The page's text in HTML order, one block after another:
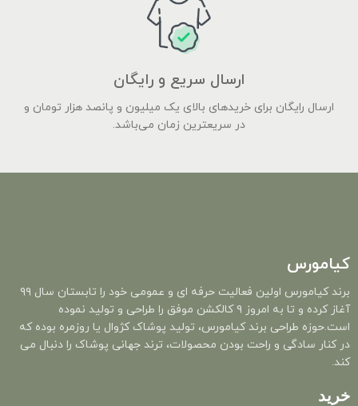
ارسال سریع و رایگان
ارسال رایگان برای خریدهای بالای یک میلیون و پانصد هزار تومان و
در سریعترین زمان می‌باشد.
کیامورس
برند کیامورس اولین فعالیت حرفه ای و عمومی خود را تابستان سال ۹۹
آغاز کرده و تا به امروز ۹ کالکشن موفق را طراحی و تولید نموده
است.حوزه طراحی برند کیامورس، تولید پوشاک کژوال یا روزمره بوده که
در کنار سادگی و راحت بودن محصولات، ترند جهانی پوشاک را دنبال می
کند.
خرید